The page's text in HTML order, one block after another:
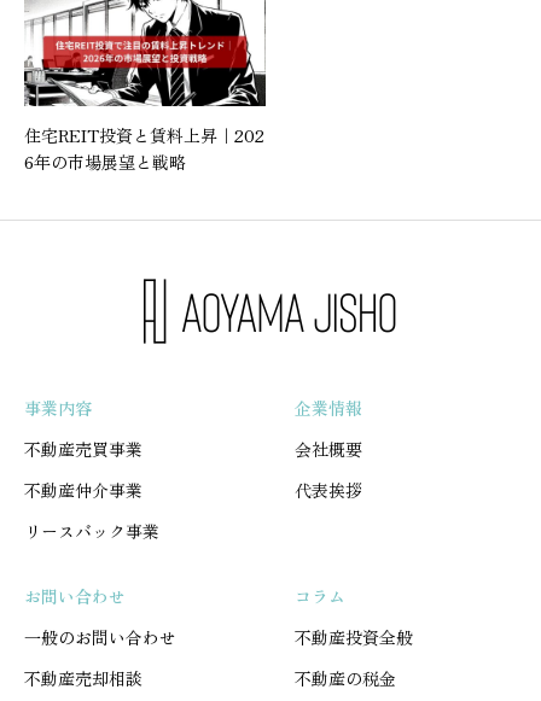
住宅REIT投資と賃料上昇｜202
6年の市場展望と戦略
事業内容
不動産売買事業
不動産仲介事業
リースバック事業
企業情報
会社概要
代表挨拶
お問い合わせ
一般のお問い合わせ
不動産売却相談
コラム
不動産投資全般
不動産の税金